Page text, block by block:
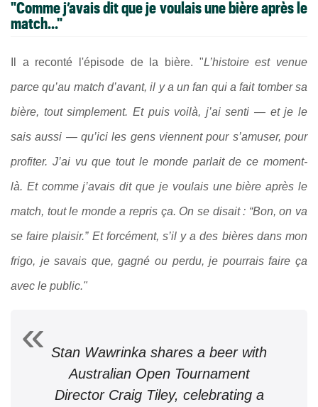
"Comme j’avais dit que je voulais une bière après le
match..."
Il a reconté l'épisode de la bière. "L’histoire est venue
parce qu’au match d’avant, il y a un fan qui a fait tomber sa
bière, tout simplement. Et puis voilà, j’ai senti — et je le
sais aussi — qu’ici les gens viennent pour s’amuser, pour
profiter. J’ai vu que tout le monde parlait de ce moment-
là. Et comme j’avais dit que je voulais une bière après le
match, tout le monde a repris ça. On se disait : “Bon, on va
se faire plaisir.” Et forcément, s’il y a des bières dans mon
frigo, je savais que, gagné ou perdu, je pourrais faire ça
avec le public."
Stan Wawrinka shares a beer with
Australian Open Tournament
Director Craig Tiley, celebrating a